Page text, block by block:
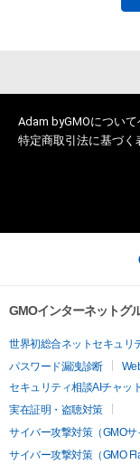
Adam byGMOについて
特定商取引法に基づく
GMOインターネットグ
世界初総合ネットセキュリ
パスワード漏洩診断
セキュリティ相談AIチャッ
実在証明・盗聴対策
サイバー攻撃対策（GMOサ
サイバー攻撃対策（GMO